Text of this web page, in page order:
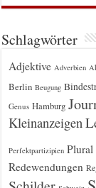
Schlagwörter
Adjektive Adverbien
Berlin Beugung
Genus Hamburg
Kleinanzeigen
Perfektpartizipien Plural
Redewendungen